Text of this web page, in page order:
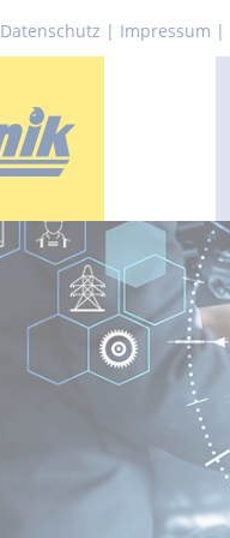
Datenschutz | Impressum |